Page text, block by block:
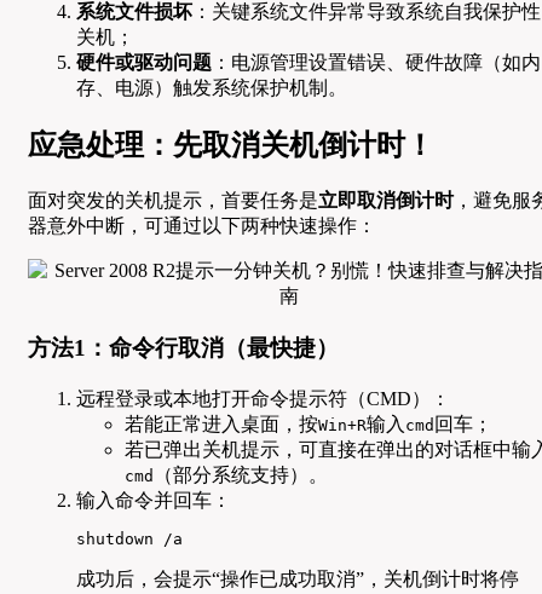
系统文件损坏 ：关键系统文件异常导致系统自我保护性
关机；
硬件或驱动问题 ：电源管理设置错误、硬件故障（如内
存、电源）触发系统保护机制。
应急处理：先取消关机倒计时！
面对突发的关机提示，首要任务是立即取消倒计时，避免服
器意外中断，可通过以下两种快速操作：
方法1：命令行取消（最快捷）
远程登录或本地打开命令提示符（CMD）：
若能正常进入桌面，按Win+R输入 cmd 回车；
若已弹出关机提示，可直接在弹出的对话框中输
cmd
（部分系统支持）。
输入命令并回车：
shutdown /a
成功后，会提示“操作已成功取消”，关机倒计时将停